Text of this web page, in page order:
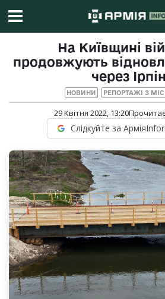
На Київщині
продовжують
через
НОВИНИ РЕПОРТАЖІ З
29 Квітня 2022, 13:20
Слідкуйте за